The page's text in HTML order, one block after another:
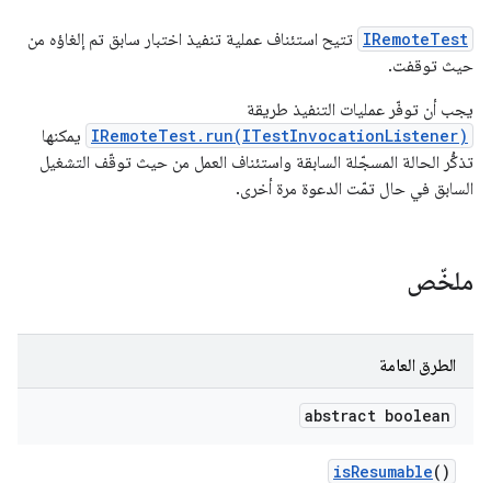
IRemoteTest تتيح استئناف عملية تنفيذ اختبار سابق تم إلغاؤه من
حيث توقفت.
يجب أن توفّر عمليات التنفيذ طريقة
IRemoteTest.run(ITestInvocationListener) يمكنها
تذكُّر الحالة المسجّلة السابقة واستئناف العمل من حيث توقّف التشغيل
السابق في حال تمّت الدعوة مرة أخرى.
ملخّص
الطرق العامة
abstract boolean
isResumable()